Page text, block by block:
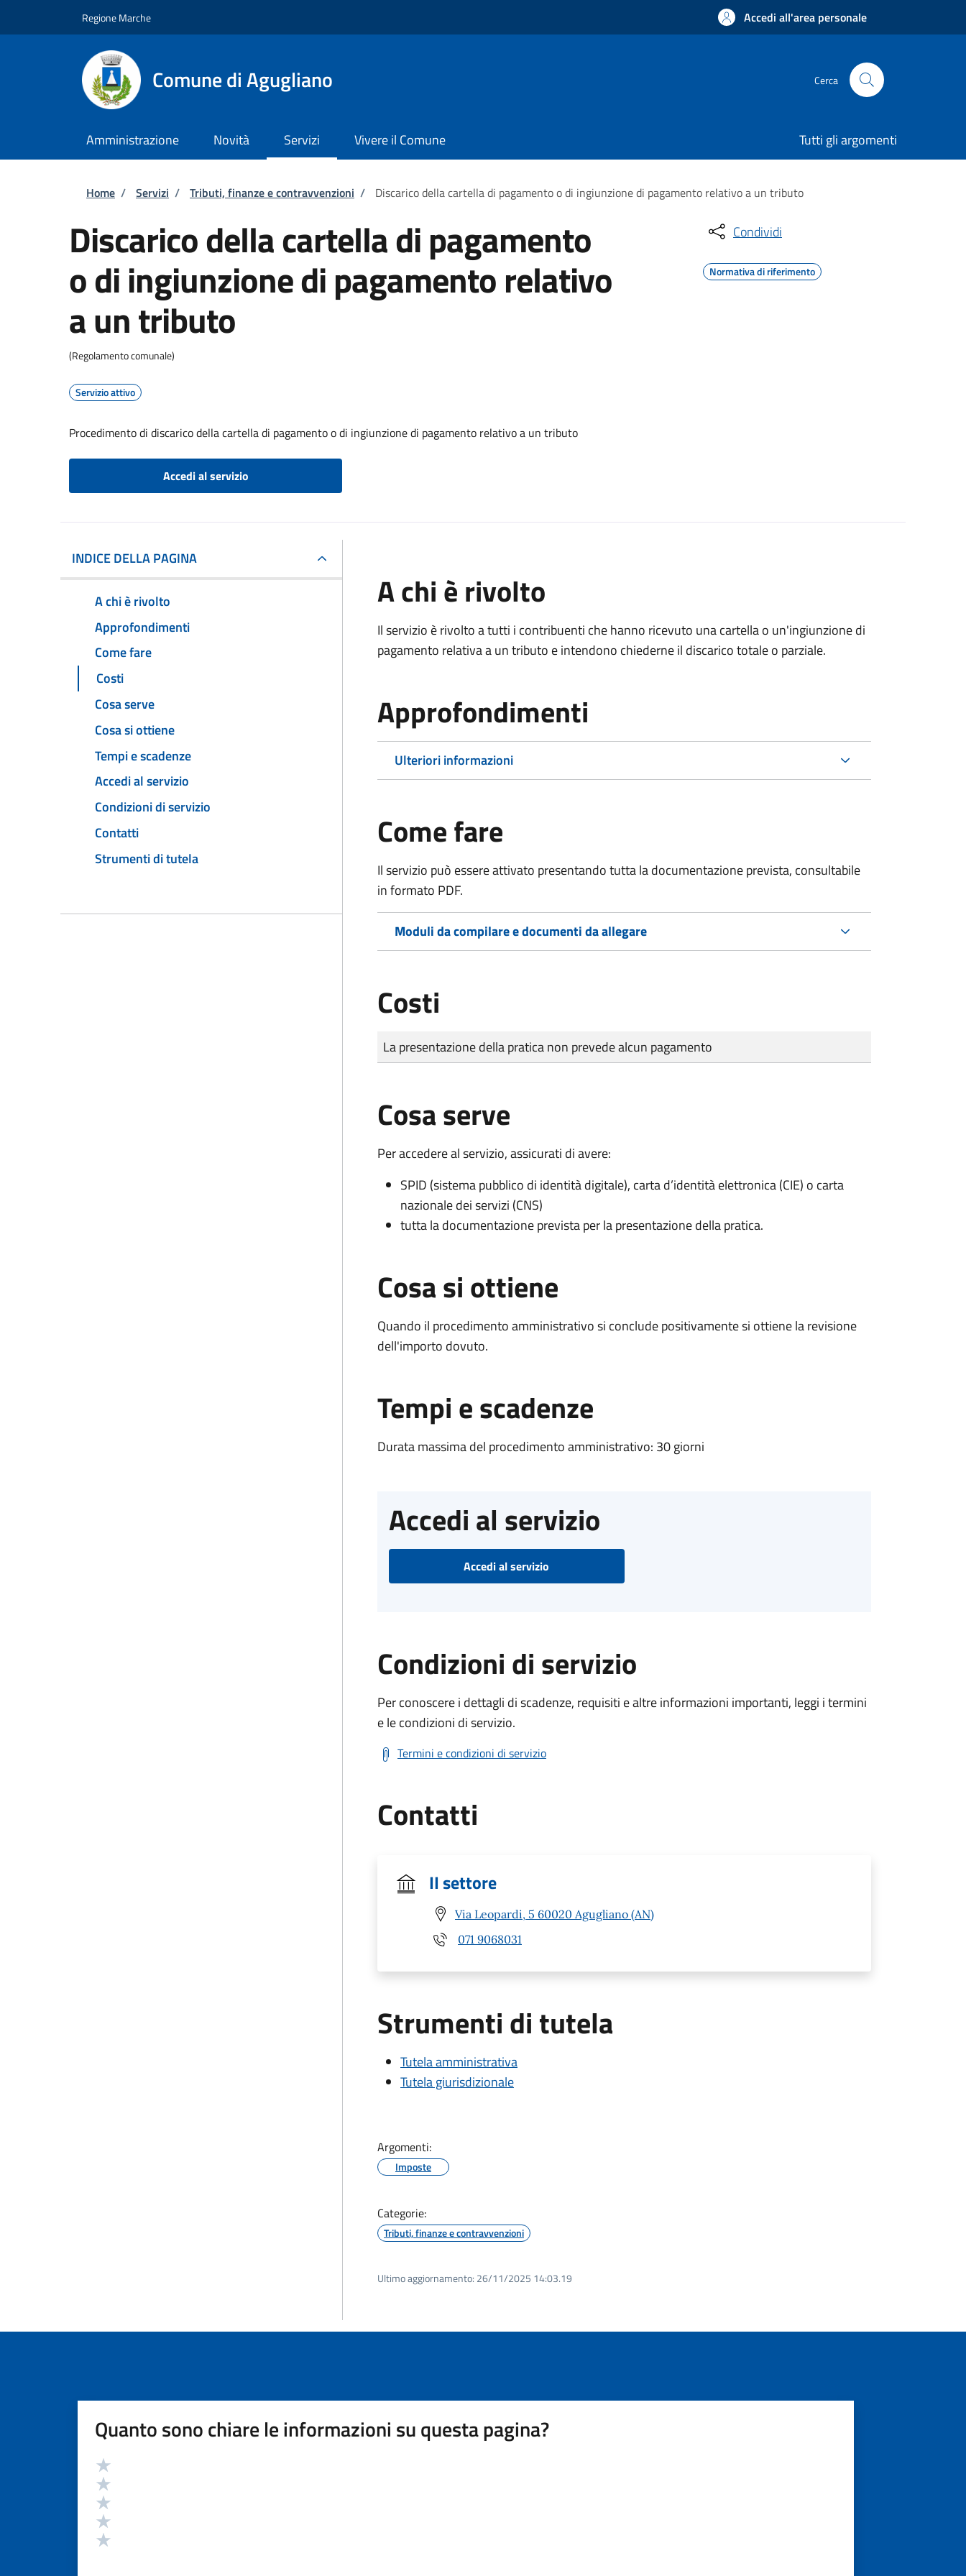
Regione Marche Accedi all'area personale
Comune di Agugliano Cerca
Amministrazione Novità Servizi Vivere il Comune Tutti gli argomenti
Briciole di pane
Home / Servizi / Tributi, finanze e contravvenzioni / Discarico della cartella di pagamento o di ingiunzione di pagamento relativo a un tributo
Discarico della cartella di pagamento
o di ingiunzione di pagamento relativo
a un tributo
(Regolamento comunale)
Servizio attivo
Procedimento di discarico della cartella di pagamento o di ingiunzione di pagamento relativo a un tributo
Accedi al servizio
Condividi
Normativa di riferimento
INDICE DELLA PAGINA
A chi è rivolto
Approfondimenti
Come fare
Costi
Cosa serve
Cosa si ottiene
Tempi e scadenze
Accedi al servizio
Condizioni di servizio
Contatti
Strumenti di tutela
A chi è rivolto
Il servizio è rivolto a tutti i contribuenti che hanno ricevuto una cartella o un'ingiunzione di
pagamento relativa a un tributo e intendono chiederne il discarico totale o parziale.
Approfondimenti
Ulteriori informazioni
Come fare
Il servizio può essere attivato presentando tutta la documentazione prevista, consultabile
in formato PDF.
Moduli da compilare e documenti da allegare
Costi
Tipo di pagamento
Importo
La presentazione della pratica non prevede alcun pagamento
Cosa serve
Per accedere al servizio, assicurati di avere:
SPID (sistema pubblico di identità digitale), carta d’identità elettronica (CIE) o carta
nazionale dei servizi (CNS)
tutta la documentazione prevista per la presentazione della pratica.
Cosa si ottiene
Quando il procedimento amministrativo si conclude positivamente si ottiene la revisione
dell'importo dovuto.
Tempi e scadenze
Durata massima del procedimento amministrativo: 30 giorni
Accedi al servizio
Accedi al servizio
Condizioni di servizio
Per conoscere i dettagli di scadenze, requisiti e altre informazioni importanti, leggi i termini
e le condizioni di servizio.
Termini e condizioni di servizio
Contatti
II settore
Via Leopardi, 5 60020 Agugliano (AN)
071 9068031
Strumenti di tutela
Tutela amministrativa
Tutela giurisdizionale
Argomenti:
Imposte
Categorie:
Tributi, finanze e contravvenzioni
Ultimo aggiornamento: 26/11/2025 14:03.19
Quanto sono chiare le informazioni su questa pagina?
Valutazione